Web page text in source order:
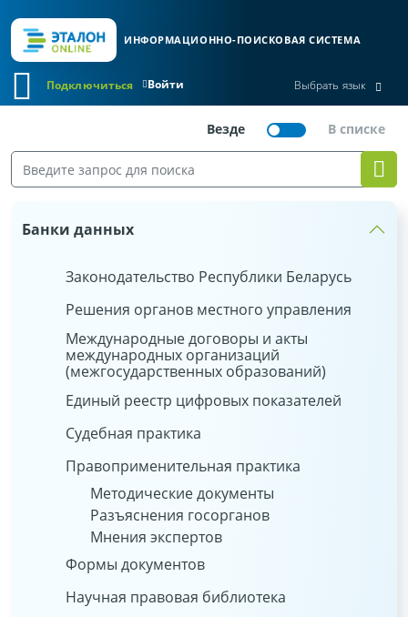
ИНФОРМАЦИОННО-ПОИСКОВАЯ СИСТЕМА
Войти
Подключиться Выбрать язык
Банки данных
Законодательство Республики Беларусь
Решения органов местного управления
Международные договоры и акты
международных организаций
(межгосударственных образований)
Единый реестр цифровых показателей
Судебная практика
Правоприменительная практика
Методические документы
Разъяснения госорганов
Мнения экспертов
Формы документов
Научная правовая библиотека